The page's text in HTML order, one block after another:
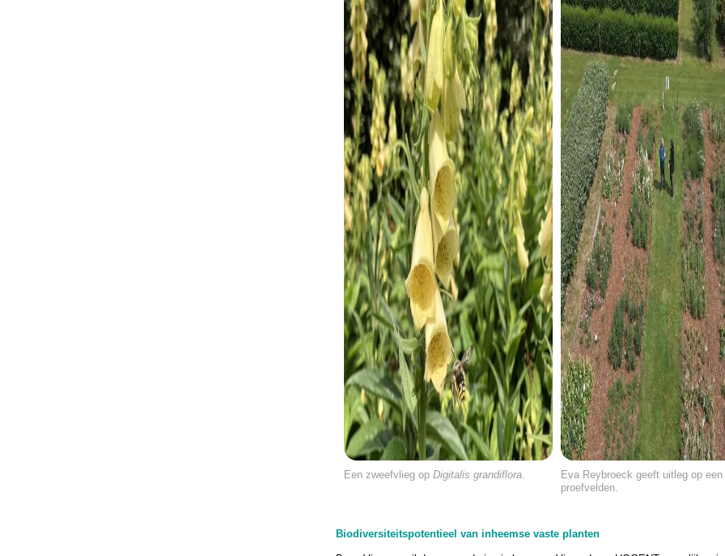
Een zweefvlieg op Digitalis grandiflora
Eva Reybroeck geeft uitleg op
proefvelden.
Biodiversiteitspotentieel van inheemse vaste planten